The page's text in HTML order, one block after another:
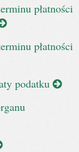
płatności
płatności
podatku